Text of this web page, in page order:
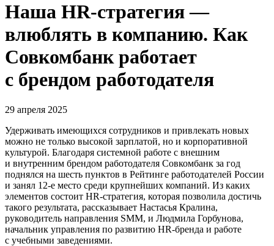
Наша HR-стратегия —
влюблять в компанию. Как
Совкомбанк работает
с брендом работодателя
29 апреля 2025
Удерживать имеющихся сотрудников и привлекать новых
можно не только высокой зарплатой, но и корпоративной
культурой. Благодаря системной работе с внешним
и внутренним брендом работодателя Совкомбанк за год
поднялся на шесть пунктов в Рейтинге работодателей России
и занял 12-е место среди крупнейших компаний. Из каких
элементов состоит HR-стратегия, которая позволила достичь
такого результата, рассказывает Настасья Кралина,
руководитель направления SMM, и Людмила Горбунова,
начальник управления по развитию HR-бренда и работе
с учебными заведениями.